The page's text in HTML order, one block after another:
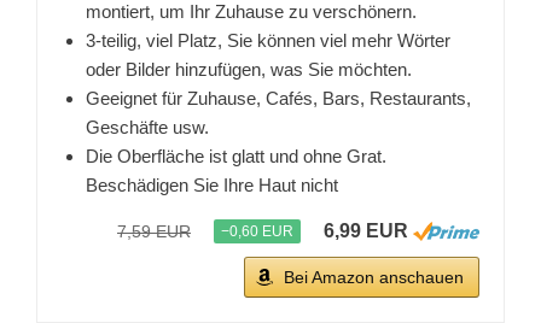
montiert, um Ihr Zuhause zu verschönern.
3-teilig, viel Platz, Sie können viel mehr Wörter
oder Bilder hinzufügen, was Sie möchten.
Geeignet für Zuhause, Cafés, Bars, Restaurants,
Geschäfte usw.
Die Oberfläche ist glatt und ohne Grat.
Beschädigen Sie Ihre Haut nicht
7,59 EUR −0,60 EUR 6,99 EUR
Bei Amazon anschauen